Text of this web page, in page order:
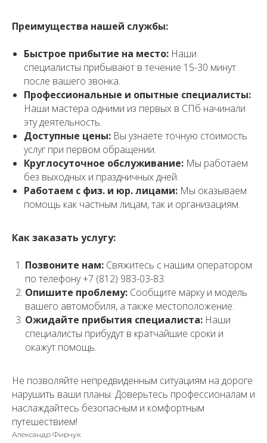
Преимущества нашей службы:
Быстрое прибытие на место: Наши
специалисты прибывают в течение 15-30 минут
после вашего звонка.
Профессиональные и опытные специалисты:
Наши мастера одними из первых в СПб начинали
эту деятельность.
Доступные цены: Вы узнаете точную стоимость
услуг при первом обращении.
Круглосуточное обслуживание: Мы работаем
без выходных и праздничных дней.
Работаем с физ. и юр. лицами: Мы оказываем
помощь как частным лицам, так и организациям.
Как заказать услугу:
Позвоните нам: Свяжитесь с нашим оператором
по телефону +7 (812) 983-03-83.
Опишите проблему: Сообщите марку и модель
вашего автомобиля, а также местоположение.
Ожидайте прибытия специалиста: Наши
специалисты прибудут в кратчайшие сроки и
окажут помощь.
Не позволяйте непредвиденным ситуациям на дороге
нарушить ваши планы. Доверьтесь профессионалам и
наслаждайтесь безопасным и комфортным
путешествием!
Александр Фирчук